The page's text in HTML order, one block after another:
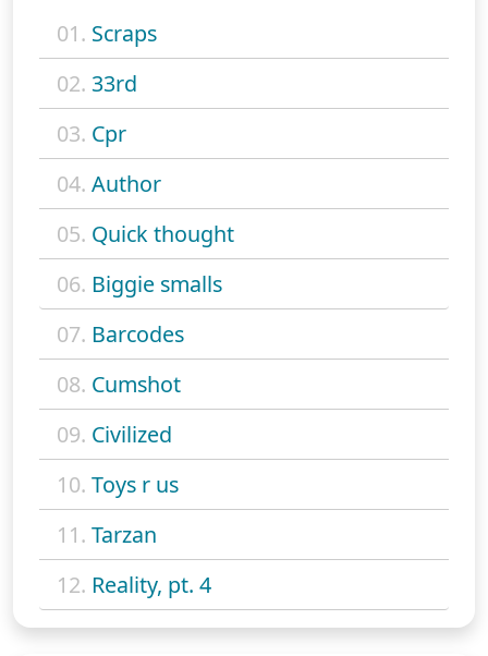
01. Scraps
02. 33rd
03. Cpr
04. Author
05. Quick thought
06. Biggie smalls
07. Barcodes
08. Cumshot
09. Civilized
10. Toys r us
11. Tarzan
12. Reality, pt. 4